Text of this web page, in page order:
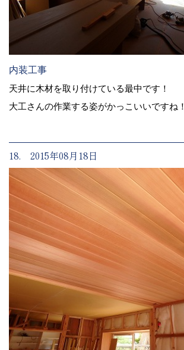
内装工事
天井に木材を取り付けている最中です！
大工さんの作業する姿がかっこいいですね！
18. 2015年08月18日